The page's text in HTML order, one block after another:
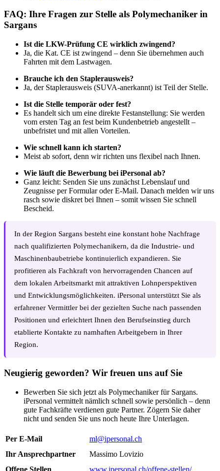
FAQ: Ihre Fragen zur Stelle als Polymechaniker in
Sargans
Ist die LKW-Prüfung CE wirklich zwingend?
Ja, die Kat. CE ist zwingend – denn Sie übernehmen auch
Fahrten mit dem Lastwagen.
Brauche ich den Staplerausweis?
Ja, der Staplerausweis (SUVA-anerkannt) ist Teil der Stelle.
Ist die Stelle temporär oder fest?
Es handelt sich um eine direkte Festanstellung: Sie werden
vom ersten Tag an fest beim Kundenbetrieb angestellt –
unbefristet und mit allen Vorteilen.
Wie schnell kann ich starten?
Meist ab sofort, denn wir richten uns flexibel nach Ihnen.
Wie läuft die Bewerbung bei iPersonal ab?
Ganz leicht: Senden Sie uns zunächst Lebenslauf und
Zeugnisse per Formular oder E-Mail. Danach melden wir uns
rasch sowie diskret bei Ihnen – somit wissen Sie schnell
Bescheid.
In der Region Sargans besteht eine konstant hohe Nachfrage
nach qualifizierten Polymechanikern, da die Industrie- und
Maschinenbaubetriebe kontinuierlich expandieren. Sie
profitieren als Fachkraft von hervorragenden Chancen auf
dem lokalen Arbeitsmarkt mit attraktiven Lohnperspektiven
und Entwicklungsmöglichkeiten. iPersonal unterstützt Sie als
erfahrener Vermittler bei der gezielten Suche nach passenden
Positionen und erleichtert Ihnen den Berufseinstieg durch
etablierte Kontakte zu namhaften Arbeitgebern in Ihrer
Region.
Neugierig geworden? Wir freuen uns auf Sie
Bewerben Sie sich jetzt als Polymechaniker für Sargans.
iPersonal vermittelt nämlich schnell sowie persönlich – denn
gute Fachkräfte verdienen gute Partner. Zögern Sie daher
nicht und senden Sie uns noch heute Ihre Unterlagen.
Per E-Mail
ml@ipersonal.ch
Ihr Ansprechpartner
Massimo Lovizio
Offene Stellen
www.ipersonal.ch/offene-stellen/